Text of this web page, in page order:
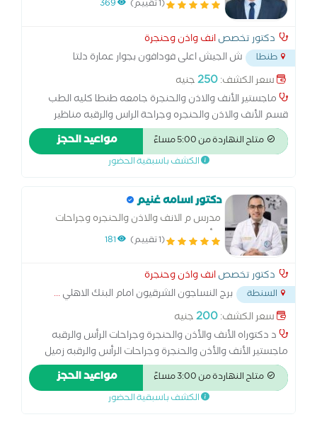
(1 تقييم) 369
دكتور تخصصانف واذن وحنجرة
طنطا
ش الجيش اعلى فودافون بجوار عمارة دلتا
سيتى مول...
سعر الكشف:250جنيه
ماجستير الأنف والاذن والحنجرة جامعه طنطا كليه الطب
قسم الأنف والاذن والحنجره وجراحة الراس والرقبه مناظير
الجيوب الأنفية جراحات الأذن الميكرسكوبيه مناظير الحنجرة
واستئصال لحميات بالاحبال الصوتيه جراحات الغده الدرقية
متاح النهاردة من 5:00 مساءً مواعيد الحجز
الكشف باسبقية الحضور
دكتور اسامه غنيم
مدرس م الانف والاذن والحنجره وجراحات
الرأس والرقبه(1 تقييم) 181
دكتور تخصصانف واذن وحنجرة
السنطة برج النساجون الشرقيون امام البنك الاهلي...
سعر الكشف:200جنيه
د دكتوراه الأنف والأذن والحنجرة وجراحات الرأس والرقبه
ماجستير الأنف والأذن والحنجرة وجراحات الرأس والرقبه زميل
جامعه ميتشجان الأمريكيه عضو الجمعية المصرية للأنف والأذن
والحنجرة عضو الاكاديميه الطبيه العسكريه
متاح النهاردة من 3:00 مساءً مواعيد الحجز
الكشف باسبقية الحضور